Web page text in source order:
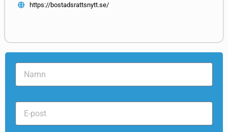
https://bostadsrattsnytt.se/